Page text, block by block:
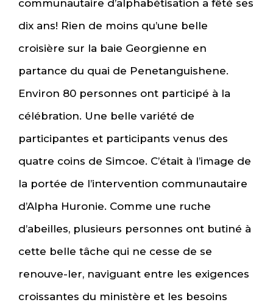
communautaire d’alphabétisation a fêté ses
dix ans! Rien de moins qu’une belle
croisière sur la baie Georgienne en
partance du quai de Penetanguishene.
Environ 80 personnes ont participé à la
célébration. Une belle variété de
participantes et participants venus des
quatre coins de Simcoe. C’était à l’image de
la portée de l’intervention communautaire
d’Alpha Huronie. Comme une ruche
d’abeilles, plusieurs personnes ont butiné à
cette belle tâche qui ne cesse de se
renouve-ler, naviguant entre les exigences
croissantes du ministère et les besoins